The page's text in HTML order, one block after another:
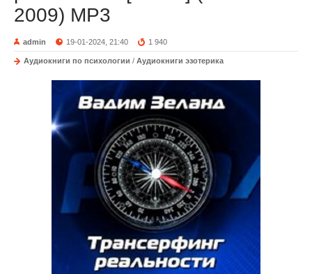
2009) МР3
admin 19-01-2024, 21:40 1 940
Аудиокниги по психологии / Аудиокниги эзотерика